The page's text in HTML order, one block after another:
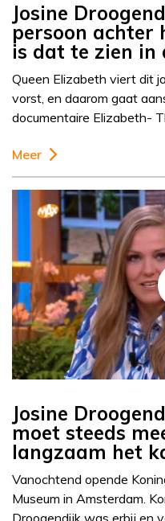
Josine
persoon achter
is dat te zien in
Queen Elizabeth viert dit
vorst, en daarom gaat
documentaire Elizabeth-
Meer
Josine
moet steeds
langzaam het
Vanochtend opende
Museum in Amsterdam.